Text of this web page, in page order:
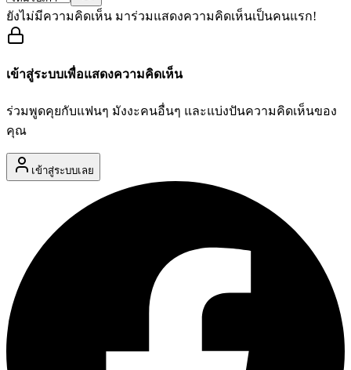
ยังไม่มีความคิดเห็น มาร่วมแสดงความคิดเห็นเป็นคนแรก!
เข้าสู่ระบบเพื่อแสดงความคิดเห็น
ร่วมพูดคุยกับแฟนๆ มังงะคนอื่นๆ และแบ่งปันความคิดเห็นของ
คุณ
เข้าสู่ระบบเลย